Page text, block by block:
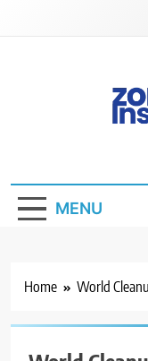
MENU
Home World